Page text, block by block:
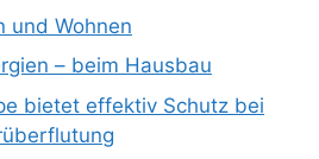
und Wohnen
– beim Hausbau
bietet effektiv Schutz bei